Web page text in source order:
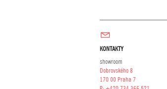
KONTAKTY
showroom
Dobrovského 8
170 00 Praha 7